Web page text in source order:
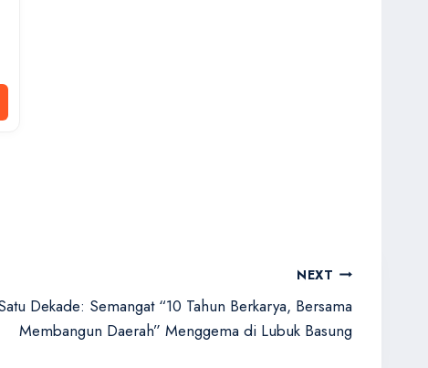
NEXT
Dekade: Semangat “10 Tahun Berkarya, Bersama
Membangun Daerah” Menggema di Lubuk Basung